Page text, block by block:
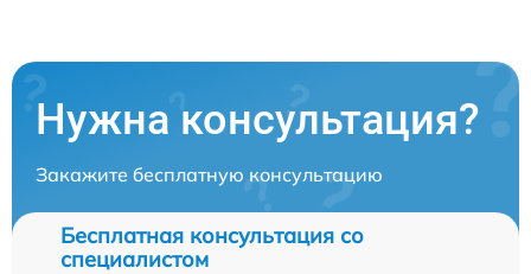
Нужна консультация?
Закажите бесплатную консультацию
Бесплатная консультация со
специалистом